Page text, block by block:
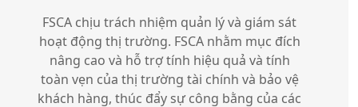
FSCA chịu trách nhiệm quản lý và giám sát
hoạt động thị trường. FSCA nhằm mục đích
nâng cao và hỗ trợ tính hiệu quả và tính
toàn vẹn của thị trường tài chính và bảo vệ
khách hàng, thúc đẩy sự công bằng của các